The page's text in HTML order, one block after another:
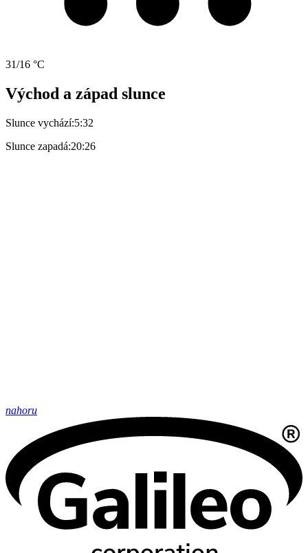
31/16 °C
Východ a západ slunce
Slunce vychází:5:32
Slunce zapadá:20:26
nahoru